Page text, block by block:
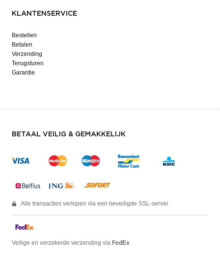
KLANTENSERVICE
Bestellen
Betalen
Verzending
Terugsturen
Garantie
BETAAL VEILIG & GEMAKKELIJK
Alle transacties verlopen via een beveiligde SSL-server
Veilige en verzekerde verzending via FedEx